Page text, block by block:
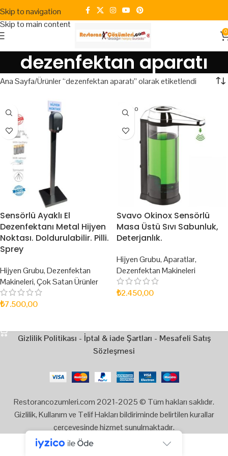
Skip to navigation
Skip to main content
0
dezenfektan aparatı
Ana Sayfa Ürünler “dezenfektan aparatı” olarak etiketlendi
Sensörlü Ayaklı El
Dezenfektanı Metal Hijyen
Noktası. Doldurulabilir. Pilli.
Sprey
Hijyen Grubu,Dezenfektan
Makineleri,Çok Satan Ürünler
₺7.500,00
SOLD O
UT
Svavo Okinox Sensörlü
Masa Üstü Sıvı Sabunluk,
Deterjanlık.
Hijyen Grubu,Aparatlar,
Dezenfektan Makineleri
₺2.450,00
Gizlilik Politikası - İptal & iade Şartları - Mesafeli Satış
Sözleşmesi
Restorancozumleri.com 2021-2025 © Tüm hakları saklıdır.
Gizlilik, Kullanım ve Telif Hakları bildiriminde belirtilen kurallar
çerçevesinde hizmet sunulmaktadır.